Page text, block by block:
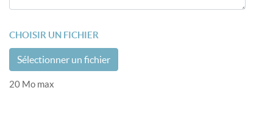
CHOISIR UN FICHIER
Sélectionner un fichier
20 Mo max